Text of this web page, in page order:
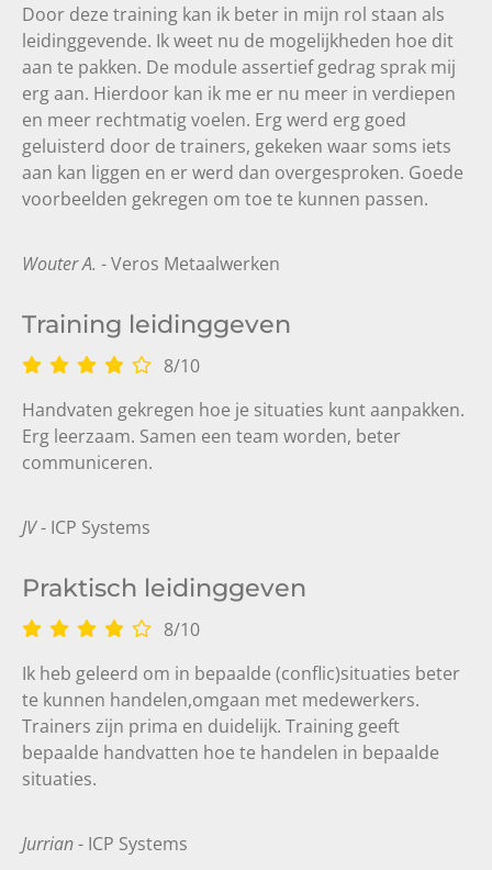
Door deze training kan ik beter in mijn rol staan als
leidinggevende. Ik weet nu de mogelijkheden hoe dit
aan te pakken. De module assertief gedrag sprak mij
erg aan. Hierdoor kan ik me er nu meer in verdiepen
en meer rechtmatig voelen. Erg werd erg goed
geluisterd door de trainers, gekeken waar soms iets
aan kan liggen en er werd dan overgesproken. Goede
voorbeelden gekregen om toe te kunnen passen.
Wouter A. - Veros Metaalwerken
Training leidinggeven
8/10
Handvaten gekregen hoe je situaties kunt aanpakken.
Erg leerzaam. Samen een team worden, beter
communiceren.
JV- ICP Systems
Praktisch leidinggeven
8/10
Ik heb geleerd om in bepaalde (conflic)situaties beter
te kunnen handelen,omgaan met medewerkers.
Trainers zijn prima en duidelijk. Training geeft
bepaalde handvatten hoe te handelen in bepaalde
situaties.
Jurrian- ICP Systems